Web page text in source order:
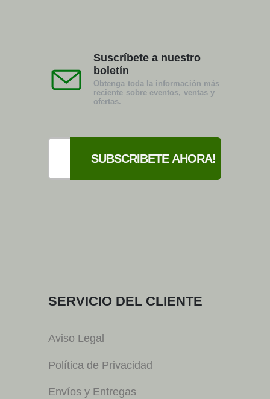
Suscríbete a nuestro
boletín
Obtenga toda la información más
reciente sobre eventos, ventas y
ofertas.
SERVICIO DEL CLIENTE
Aviso Legal
Política de Privacidad
Envíos y Entregas